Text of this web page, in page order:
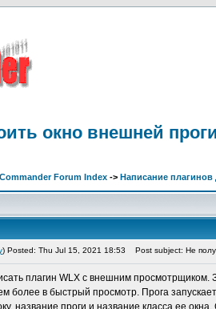
окно внешней проги
Forum Index -> Написание плагинов
) Posted: Thu Jul 15, 2021 18:53 Post subject: Не
плагин WLX с внешним просмотрщиком.
более в быстрый просмотр. Прога
название проги и название класса ее